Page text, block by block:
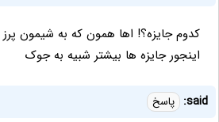
کدوم جایزه؟! اها همون که به شیمون
اینجور جایزه ها بیشتر شبیه به جوک
said: پاسخ